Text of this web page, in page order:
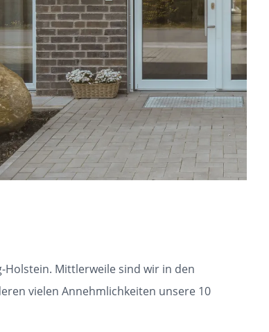
Holstein. Mittlerweile sind wir in den
vielen Annehmlichkeiten unsere 10